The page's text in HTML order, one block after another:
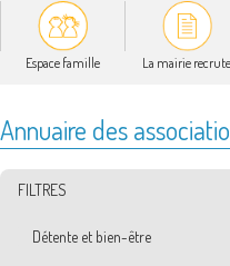
Espace famille La mairie recrute
Annuaire des
FILTRES
Thématiques